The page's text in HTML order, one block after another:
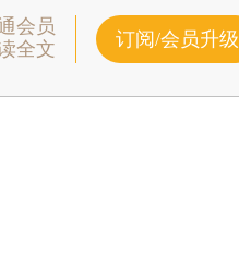
会员
全文
订阅/会员升级